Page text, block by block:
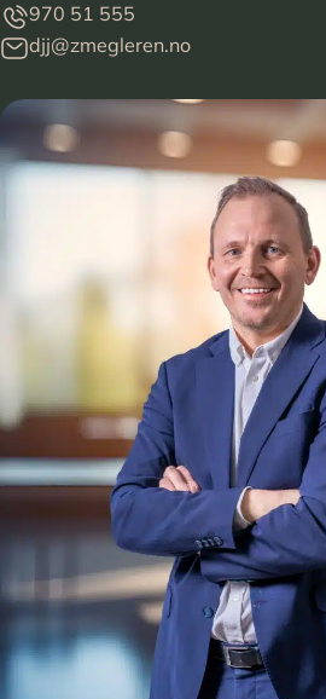
970 51 555
djj@zmegleren.no